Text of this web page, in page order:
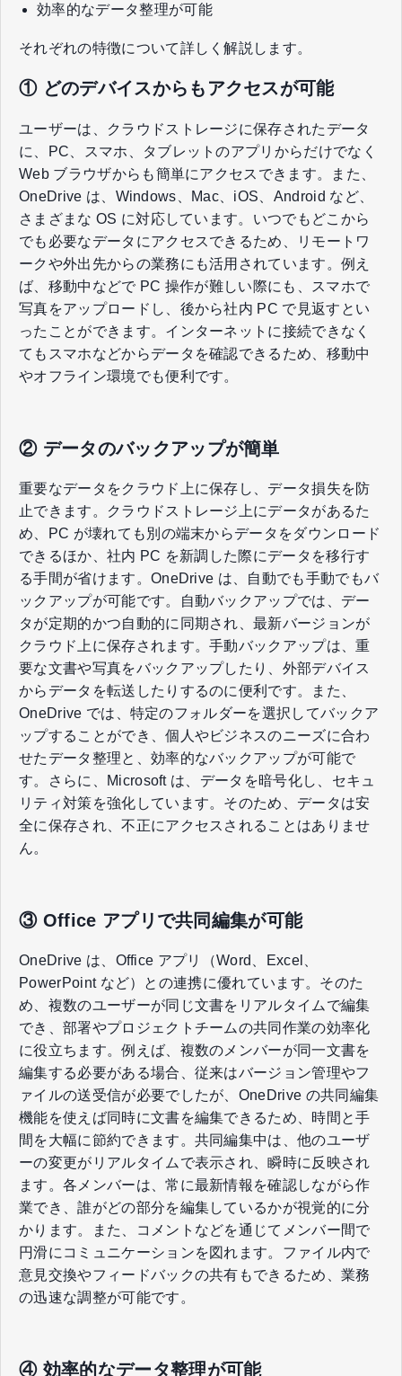
効率的なデータ整理が可能
それぞれの特徴について詳しく解説します。
① どのデバイスからもアクセスが可能
ユーザーは、クラウドストレージに保存されたデータ
に、PC、スマホ、タブレットのアプリからだけでなく
Web ブラウザからも簡単にアクセスできます。また、
OneDrive は、Windows、Mac、iOS、Android など、
さまざまな OS に対応しています。いつでもどこから
でも必要なデータにアクセスできるため、リモートワ
ークや外出先からの業務にも活用されています。例え
ば、移動中などで PC 操作が難しい際にも、スマホで
写真をアップロードし、後から社内 PC で見返すとい
ったことができます。インターネットに接続できなく
てもスマホなどからデータを確認できるため、移動中
やオフライン環境でも便利です。
② データのバックアップが簡単
重要なデータをクラウド上に保存し、データ損失を防
止できます。クラウドストレージ上にデータがあるた
め、PC が壊れても別の端末からデータをダウンロード
できるほか、社内 PC を新調した際にデータを移行す
る手間が省けます。OneDrive は、自動でも手動でもバ
ックアップが可能です。自動バックアップでは、デー
タが定期的かつ自動的に同期され、最新バージョンが
クラウド上に保存されます。手動バックアップは、重
要な文書や写真をバックアップしたり、外部デバイス
からデータを転送したりするのに便利です。また、
OneDrive では、特定のフォルダーを選択してバックア
ップすることができ、個人やビジネスのニーズに合わ
せたデータ整理と、効率的なバックアップが可能で
す。さらに、Microsoft は、データを暗号化し、セキュ
リティ対策を強化しています。そのため、データは安
全に保存され、不正にアクセスされることはありませ
ん。
③ Office アプリで共同編集が可能
OneDrive は、Office アプリ（Word、Excel、
PowerPoint など）との連携に優れています。そのた
め、複数のユーザーが同じ文書をリアルタイムで編集
でき、部署やプロジェクトチームの共同作業の効率化
に役立ちます。例えば、複数のメンバーが同一文書を
編集する必要がある場合、従来はバージョン管理やフ
ァイルの送受信が必要でしたが、OneDrive の共同編集
機能を使えば同時に文書を編集できるため、時間と手
間を大幅に節約できます。共同編集中は、他のユーザ
ーの変更がリアルタイムで表示され、瞬時に反映され
ます。各メンバーは、常に最新情報を確認しながら作
業でき、誰がどの部分を編集しているかが視覚的に分
かります。また、コメントなどを通じてメンバー間で
円滑にコミュニケーションを図れます。ファイル内で
意見交換やフィードバックの共有もできるため、業務
の迅速な調整が可能です。
④ 効率的なデータ整理が可能